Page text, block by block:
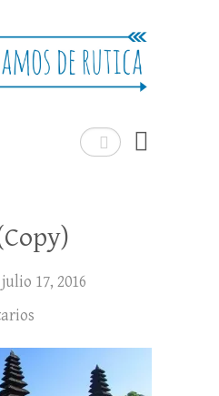
Buscar
de Rutica
julio 17, 2016